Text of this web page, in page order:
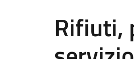
Rifiuti,